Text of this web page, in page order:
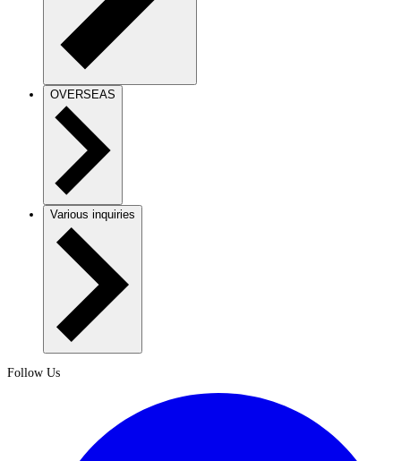
OVERSEAS
Various inquiries
Follow Us